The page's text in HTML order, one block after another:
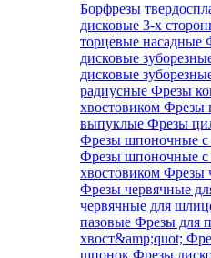
Борфрезы
дисковые 3-х
торцевые насадные
дисковые
дисковые
радиусные Фрезы
хвостовиком Фрезы
выпуклые Фрезы
Фрезы шпоночные с
Фрезы шпоночные с
хвостовиком Фрезы
Фрезы червячные
червячные для
пазовые Фрезы для
хвост&amp;quot;
шпонок Фрезы